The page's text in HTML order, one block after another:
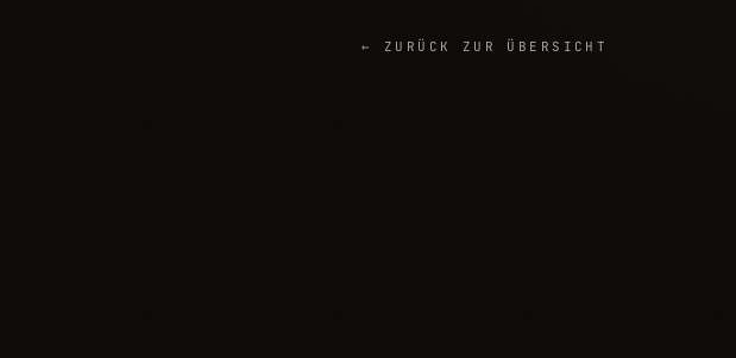
← ZURÜCK ZUR ÜBERSICHT